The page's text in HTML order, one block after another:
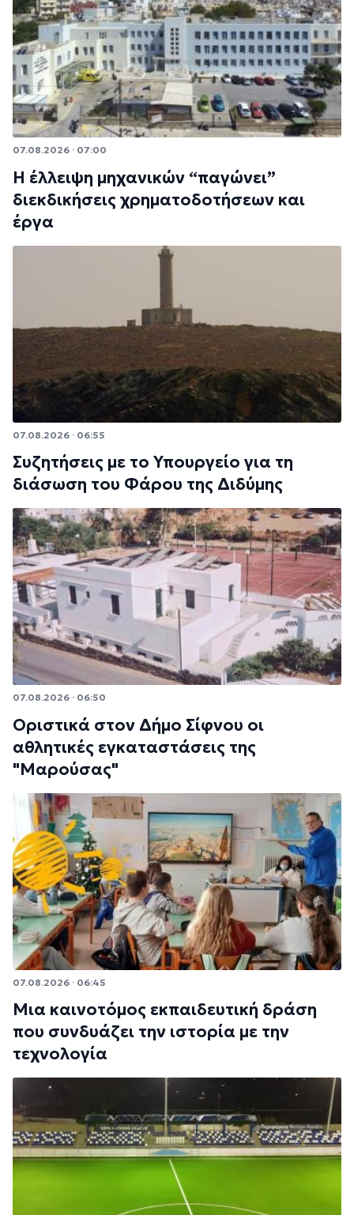
07.08.2026 · 07:00
Η έλλειψη μηχανικών “παγώνει”
διεκδικήσεις χρηματοδοτήσεων και
έργα
07.08.2026 · 06:55
Συζητήσεις με το Υπουργείο για τη
διάσωση του Φάρου της Διδύμης
07.08.2026 · 06:50
Οριστικά στον Δήμο Σίφνου οι
αθλητικές εγκαταστάσεις της
"Μαρούσας"
07.08.2026 · 06:45
Μια καινοτόμος εκπαιδευτική δράση
που συνδυάζει την ιστορία με την
τεχνολογία